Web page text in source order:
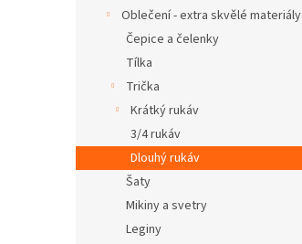
Oblečení - extra skvělé materiály
Čepice a čelenky
Tílka
Trička
Krátký rukáv
3/4 rukáv
Dlouhý rukáv
Šaty
Mikiny a svetry
Leginy